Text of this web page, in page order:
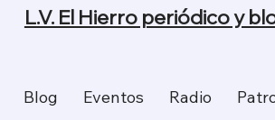
Blog Eventos Radio
L.V. El Hierro periódico y